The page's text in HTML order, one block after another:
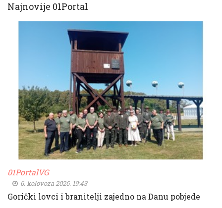
Najnovije 01Portal
01PortalVG
6. kolovoza 2026. 19:43
Gorički lovci i branitelji zajedno na Danu pobjede